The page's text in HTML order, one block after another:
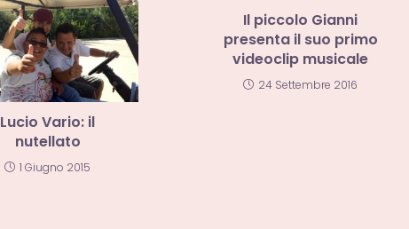
Lucio Vario: il
nutellato
1 Giugno 2015
Il piccolo Gianni
presenta il suo primo
videoclip musicale
24 Settembre 2016